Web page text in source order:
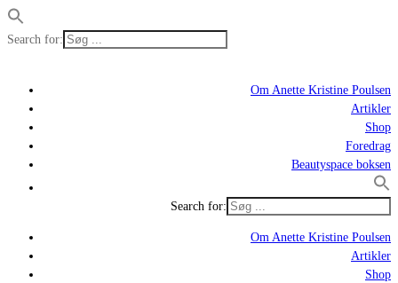
Search for:
Om Anette Kristine Poulsen
Artikler
Shop
Foredrag
Beautyspace boksen
Search for:
Om Anette Kristine Poulsen
Artikler
Shop